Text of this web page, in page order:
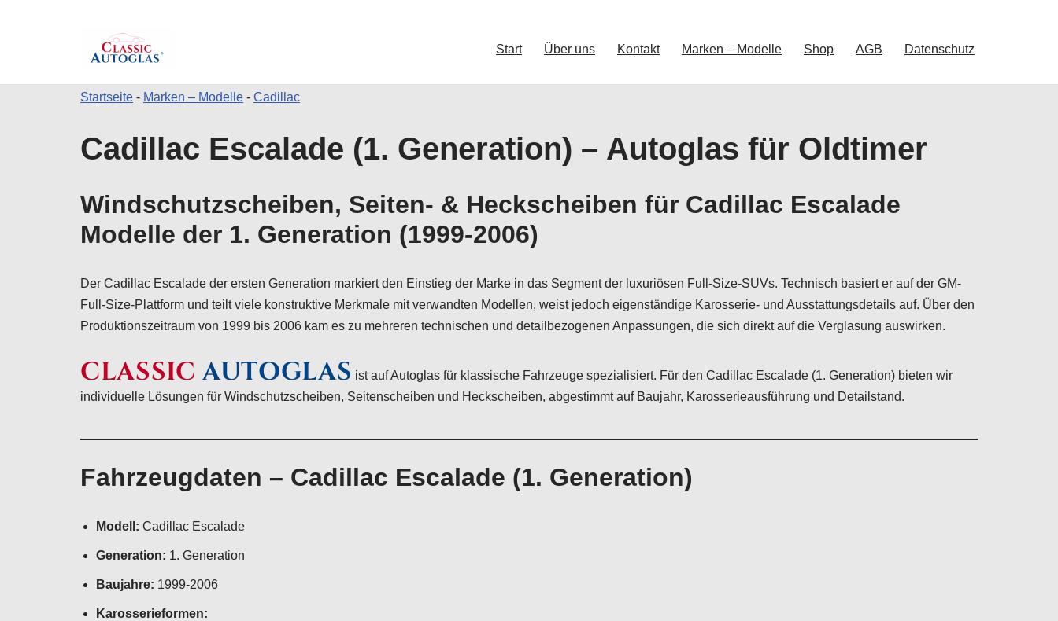
Start Über uns Kontakt Marken – Modelle Shop AGB Datenschutz
Startseite - Marken – Modelle - Cadillac
Cadillac Escalade (1. Generation) – Autoglas für Oldtimer
Windschutzscheiben, Seiten- & Heckscheiben für Cadillac Escalade
Modelle der 1. Generation (1999-2006)
Der Cadillac Escalade der ersten Generation markiert den Einstieg der Marke in das Segment der luxuriösen Full-Size-SUVs. Technisch basiert er auf der GM-
Full-Size-Plattform und teilt viele konstruktive Merkmale mit verwandten Modellen, weist jedoch eigenständige Karosserie- und Ausstattungsdetails auf. Über den
Produktionszeitraum von 1999 bis 2006 kam es zu mehreren technischen und detailbezogenen Anpassungen, die sich direkt auf die Verglasung auswirken.
CLASSIC AUTOGLAS ist auf Autoglas für klassische Fahrzeuge spezialisiert. Für den Cadillac Escalade (1. Generation) bieten wir
individuelle Lösungen für Windschutzscheiben, Seitenscheiben und Heckscheiben, abgestimmt auf Baujahr, Karosserieausführung und Detailstand.
Fahrzeugdaten – Cadillac Escalade (1. Generation)
Modell: Cadillac Escalade
Generation: 1. Generation
Baujahre: 1999-2006
Karosserieformen: